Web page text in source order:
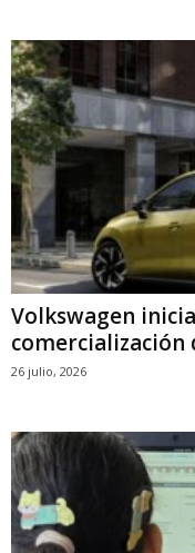
Volkswagen
comercialización
26 julio, 2026